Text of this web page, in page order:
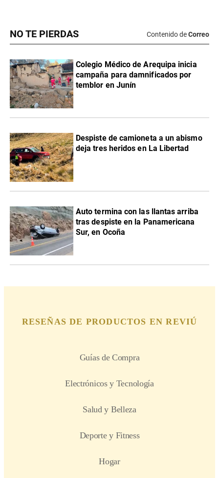
NO TE PIERDAS Contenido deCorreo
Colegio Médico de Arequipa inicia
campaña para damnificados por
temblor en Junín
Despiste de camioneta a un abismo
deja tres heridos en La Libertad
Auto termina con las llantas arriba
tras despiste en la Panamericana
Sur, en Ocoña